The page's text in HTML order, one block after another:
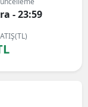
- 23:59